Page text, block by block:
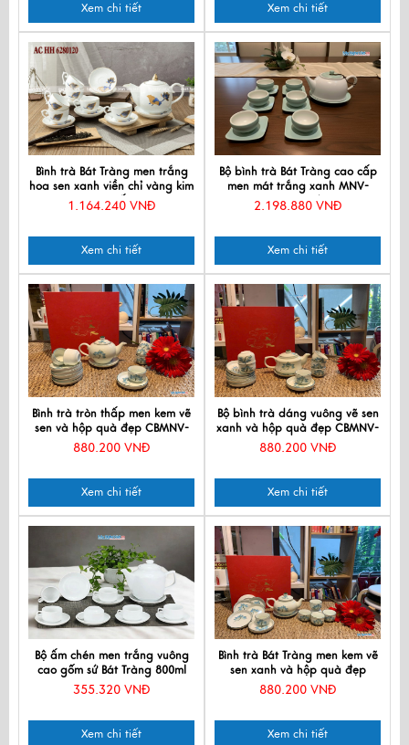
Xem chi tiết Xem chi tiết
Bình trà Bát Tràng men trắng
hoa sen xanh viền chỉ vàng kim
cao cấp
1.164.240 VNĐ
Xem chi tiết
Bộ bình trà Bát Tràng cao cấp
men mát trắng xanh MNV-
HBT0505/1
2.198.880 VNĐ
Xem chi tiết
Bình trà tròn thấp men kem vẽ
sen và hộp quà đẹp CBMNV-
TS527
880.200 VNĐ
Xem chi tiết
Bộ bình trà dáng vuông vẽ sen
xanh và hộp quà đẹp CBMNV-
BTHBT01.1
880.200 VNĐ
Xem chi tiết
Bộ ấm chén men trắng vuông
cao gốm sứ Bát Tràng 800ml
355.320 VNĐ
Xem chi tiết
Bình trà Bát Tràng men kem vẽ
sen xanh và hộp quà đẹp
CBMNV-HBT1223.4
880.200 VNĐ
Xem chi tiết